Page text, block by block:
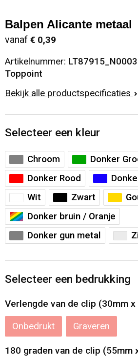
Balpen Alicante metaal
vanaf € 0,39
Artikelnummer: LT87915_N0003
Toppoint
Bekijk alle productspecificaties
Selecteer een kleur
Chroom
Donker
Donker Rood
Wit
Zwart
Donker bruin / Oranje
Donker gun metal
Selecteer een bedrukking
Verlengde van de clip (30mm x
Onbedrukt Graveren
180 graden van de clip (55mm